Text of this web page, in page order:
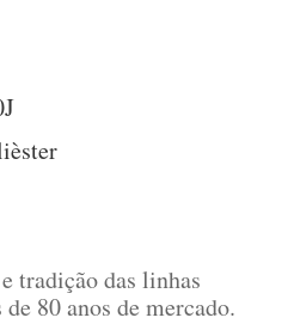
tradição das linhas
80 anos de mercado.